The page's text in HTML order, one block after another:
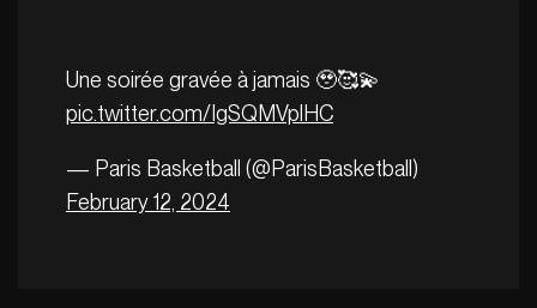
Une soirée gravée à jamais 🥹🥰💫
pic.twitter.com/IgSQMVplHC
— Paris Basketball (@ParisBasketball)
February 12, 2024